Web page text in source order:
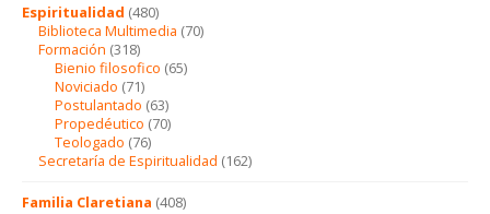
Espiritualidad (480)
Biblioteca Multimedia (70)
Formación (318)
Bienio filosofico (65)
Noviciado (71)
Postulantado (63)
Propedéutico (70)
Teologado (76)
Secretaría de Espiritualidad (162)
Familia Claretiana (408)